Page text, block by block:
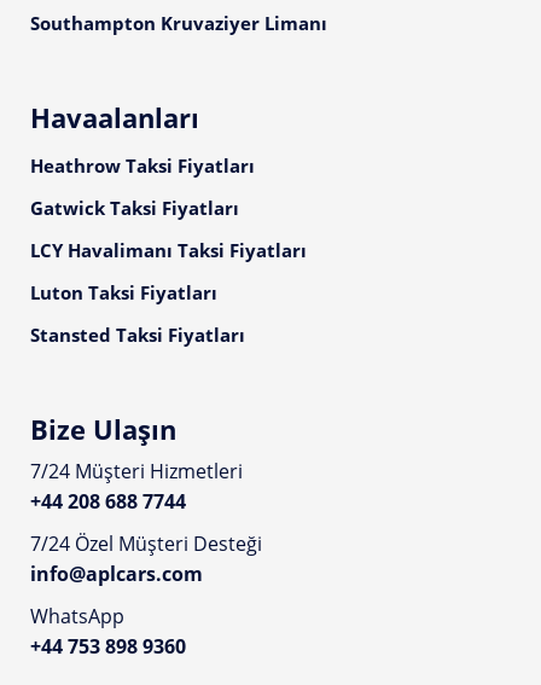
Southampton Kruvaziyer Limanı
Havaalanları
Heathrow Taksi Fiyatları
Gatwick Taksi Fiyatları
LCY Havalimanı Taksi Fiyatları
Luton Taksi Fiyatları
Stansted Taksi Fiyatları
Bize Ulaşın
7/24 Müşteri Hizmetleri
+44 208 688 7744
7/24 Özel Müşteri Desteği
info@aplcars.com
WhatsApp
+44 753 898 9360